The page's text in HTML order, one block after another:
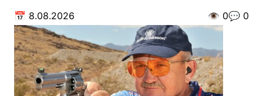
📅 8.08.2026 👁️ 0💬 0